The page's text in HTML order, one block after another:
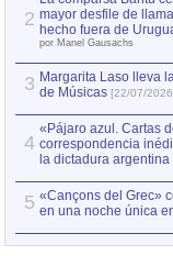
2 mayor desfile de
hecho fuera de
por Manel Gausachs
3 Margarita Laso lleva
de Músicas [22/07/
4
«Pájaro azul. Cartas
correspondencia
la dictadura argentina
5 «Cançons del Grec»
en una noche única